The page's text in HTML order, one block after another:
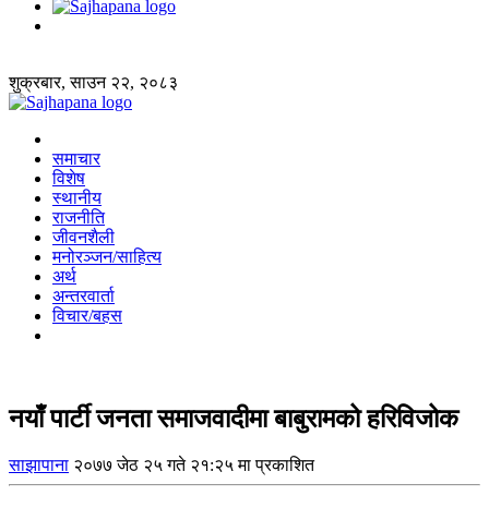
शुक्रबार, साउन २२, २०८३
समाचार
विशेष
स्थानीय
राजनीति
जीवनशैली
मनोरञ्जन/साहित्य
अर्थ
अन्तरवार्ता
विचार/बहस
नयाँ पार्टी जनता समाजवादीमा बाबुरामको हरिविजोक
साझापाना २०७७ जेठ २५ गते २१:२५ मा प्रकाशित